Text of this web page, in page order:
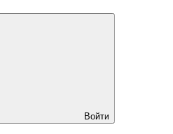
Войти